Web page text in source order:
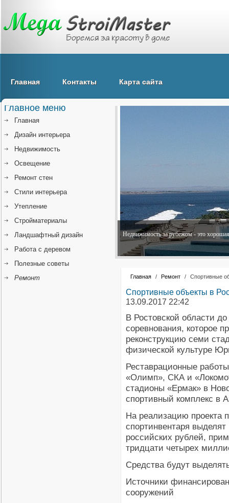
Главная Контакты Карта сайта
Недвижимость за рубежом - это
Главная / Ремонт / Спортивные
Спортивные объекты в
13.09.2017 22:42
В Ростовской области
соревнования, которое
реконструкцию семи
физической культуре
Реставрационные
«Олимп», СКА и
стадионы «Ермак» в
спортивный комплекс в
На реализацию проекта
спортинвентаря
российских рублей,
тридцати четырех
Средства будут
Источники
сооружений
Главное меню
Главная
Дизайн интерьера
Недвижимость
Освещение
Ремонт стен
Стили интерьера
Утепление
Стройматериалы
Ландшафтный дизайн
Работа с деревом
Полезные советы
Ремонт